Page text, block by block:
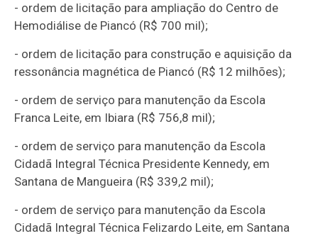
- ordem de licitação para ampliação do Centro de
Hemodiálise de Piancó (R$ 700 mil);
- ordem de licitação para construção e aquisição da
ressonância magnética de Piancó (R$ 12 milhões);
- ordem de serviço para manutenção da Escola
Franca Leite, em Ibiara (R$ 756,8 mil);
- ordem de serviço para manutenção da Escola
Cidadã Integral Técnica Presidente Kennedy, em
Santana de Mangueira (R$ 339,2 mil);
- ordem de serviço para manutenção da Escola
Cidadã Integral Técnica Felizardo Leite, em Santana